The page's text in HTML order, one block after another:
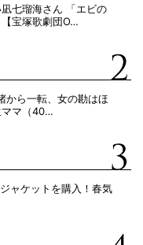
七瑠海さん 「エビの
宝塚歌劇団O…
から一転、女の勘はほ
ママ（40…
ャケットを購入！春気